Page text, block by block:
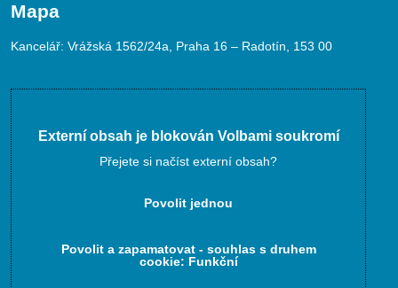
Mapa
Kancelář: Vrážská 1562/24a, Praha 16 – Radotín, 153 00
Externí obsah je blokován Volbami soukromí
Přejete si načíst externí obsah?
Povolit jednou
Povolit a zapamatovat - souhlas s druhem
cookie: Funkční